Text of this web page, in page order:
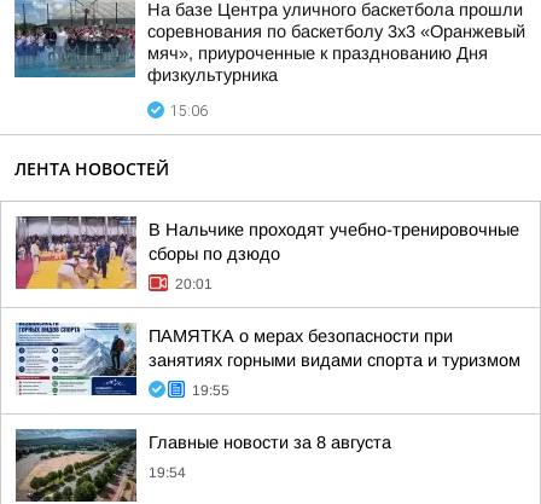
На базе Центра уличного баскетбола прошли
соревнования по баскетболу 3x3 «Оранжевый
мяч», приуроченные к празднованию Дня
физкультурника
15:06
ЛЕНТА НОВОСТЕЙ
В Нальчике проходят учебно-тренировочные
сборы по дзюдо
20:01
ПАМЯТКА о мерах безопасности при
занятиях горными видами спорта и туризмом
19:55
Главные новости за 8 августа
19:54